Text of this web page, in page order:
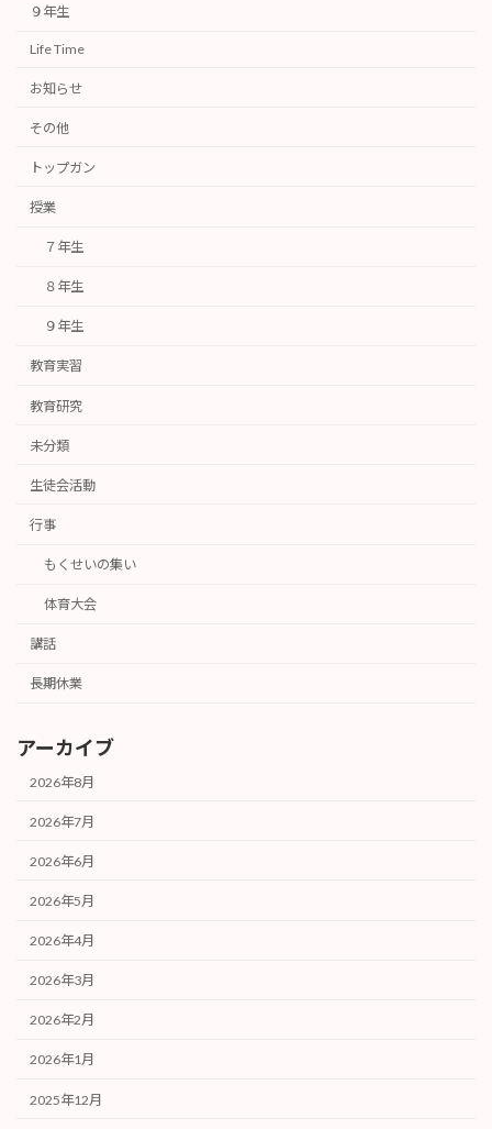
９年生
Life Time
お知らせ
その他
トップガン
授業
７年生
８年生
９年生
教育実習
教育研究
未分類
生徒会活動
行事
もくせいの集い
体育大会
講話
長期休業
アーカイブ
2026年8月
2026年7月
2026年6月
2026年5月
2026年4月
2026年3月
2026年2月
2026年1月
2025年12月